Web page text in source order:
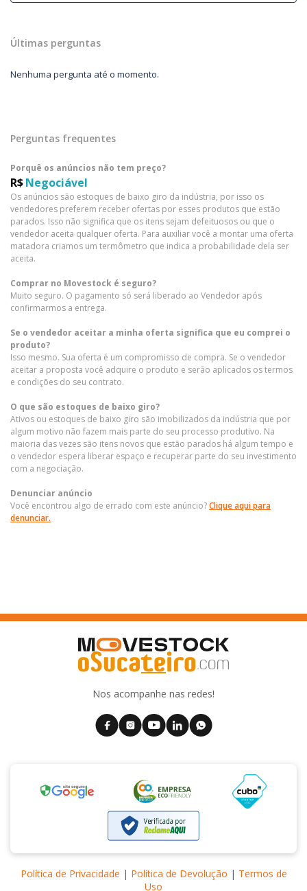
Últimas perguntas
Nenhuma pergunta até o momento.
Perguntas frequentes
Porquê os anúncios não tem preço?
R$Negociável
Os anúncios são estoques de baixo giro da indústria, por isso os
vendedores preferem receber ofertas por esses produtos que estão
parados. Isso não significa que os itens sejam defeituosos ou que o
vendedor aceita qualquer oferta. Para auxiliar você a montar uma oferta
matadora criamos um termômetro que indica a probabilidade dela ser
aceita.
Comprar no Movestock é seguro?
Muito seguro. O pagamento só será liberado ao Vendedor após
confirmarmos a entrega.
Se o vendedor aceitar a minha oferta significa que eu comprei o
produto?
Isso mesmo. Sua oferta é um compromisso de compra. Se o vendedor
aceitar a proposta você adquire o produto e serão aplicados os termos
e condições do seu contrato.
O que são estoques de baixo giro?
Ativos ou estoques de baixo giro são imobilizados da indústria que por
algum motivo não fazem mais parte do seu processo produtivo. Na
maioria das vezes são itens novos que estão parados há algum tempo e
o vendedor espera liberar espaço e recuperar parte do seu investimento
com a negociação.
Denunciar anúncio
Você encontrou algo de errado com este anúncio?Clique aqui para
denunciar.
Nos acompanhe nas redes!
Política de Privacidade | Política de Devolução | Termos de
Uso